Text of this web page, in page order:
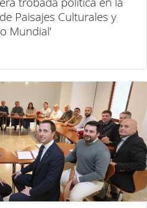
Paisajes Culturales y
Mundial’